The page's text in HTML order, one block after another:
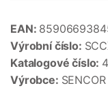
EAN:
Výrobní číslo:
Katalogové číslo:
Výrobce: SENCOR